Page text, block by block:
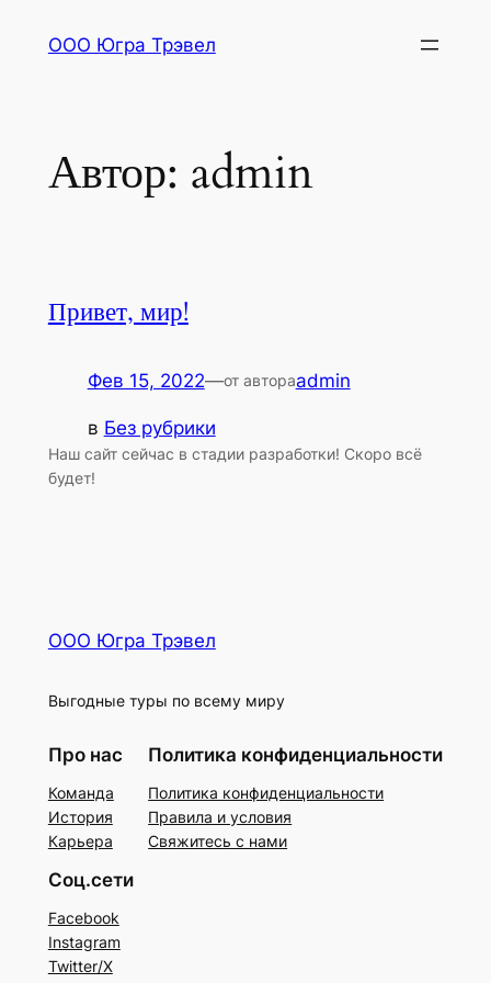
ООО Югра Трэвел
Автор: admin
Привет, мир!
Фев 15, 2022—от автораadmin
в Без рубрики
Наш сайт сейчас в стадии разработки! Скоро всё
будет!
ООО Югра Трэвел
Выгодные туры по всему миру
Про нас
Команда
История
Карьера
Политика конфиденциальности
Политика конфиденциальности
Правила и условия
Свяжитесь с нами
Соц.сети
Facebook
Instagram
Twitter/X